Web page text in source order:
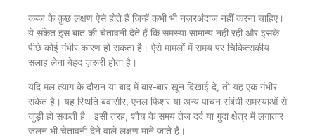
कब्ज के कुछ लक्षण ऐसे होते हैं जिन्हें कभी भी नज़रअंदाज़ नहीं करना चाहिए।
ये संकेत इस बात की चेतावनी देते हैं कि समस्या सामान्य नहीं रही और इसके
पीछे कोई गंभीर कारण हो सकता है। ऐसे मामलों में समय पर चिकित्सकीय
सलाह लेना बेहद ज़रूरी होता है।
यदि मल त्याग के दौरान या बाद में बार-बार खून दिखाई दे, तो यह एक गंभीर
संकेत है। यह स्थिति बवासीर, एनल फिशर या अन्य पाचन संबंधी समस्याओं से
जुड़ी हो सकती है। इसी तरह, शौच के समय तेज दर्द या गुदा क्षेत्र में लगातार
जलन भी चेतावनी देने वाले लक्षण माने जाते हैं।